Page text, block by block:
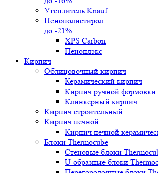
Утеплитель Knauf
Пенополистирол
до -21%
XPS Carbon
Пеноплэкс
Кирпич
Облицовочный кирпич
Керамический кирпич
Кирпич ручной формовки
Клинкерный кирпич
Кирпич строительный
Кирпич печной
Кирпич печной
Блоки Thermocube
Стеновые блоки
U-образные блоки